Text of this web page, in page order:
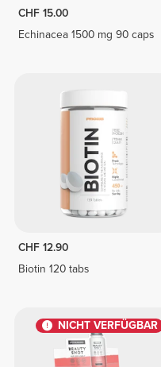
CHF 15.00
Echinacea 1500 mg 90 caps
CHF 12.90
Biotin 120 tabs
NICHT VERFÜGBAR